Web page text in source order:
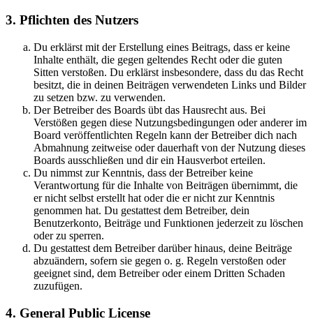
3. Pflichten des Nutzers
Du erklärst mit der Erstellung eines Beitrags, dass er keine
Inhalte enthält, die gegen geltendes Recht oder die guten
Sitten verstoßen. Du erklärst insbesondere, dass du das Recht
besitzt, die in deinen Beiträgen verwendeten Links und Bilder
zu setzen bzw. zu verwenden.
Der Betreiber des Boards übt das Hausrecht aus. Bei
Verstößen gegen diese Nutzungsbedingungen oder anderer im
Board veröffentlichten Regeln kann der Betreiber dich nach
Abmahnung zeitweise oder dauerhaft von der Nutzung dieses
Boards ausschließen und dir ein Hausverbot erteilen.
Du nimmst zur Kenntnis, dass der Betreiber keine
Verantwortung für die Inhalte von Beiträgen übernimmt, die
er nicht selbst erstellt hat oder die er nicht zur Kenntnis
genommen hat. Du gestattest dem Betreiber, dein
Benutzerkonto, Beiträge und Funktionen jederzeit zu löschen
oder zu sperren.
Du gestattest dem Betreiber darüber hinaus, deine Beiträge
abzuändern, sofern sie gegen o. g. Regeln verstoßen oder
geeignet sind, dem Betreiber oder einem Dritten Schaden
zuzufügen.
4. General Public License